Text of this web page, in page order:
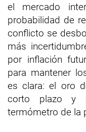
el mercado
probabilidad de
conflicto se
más
por inflación
para mantener
es clara: el oro
corto plazo y
termómetro de la